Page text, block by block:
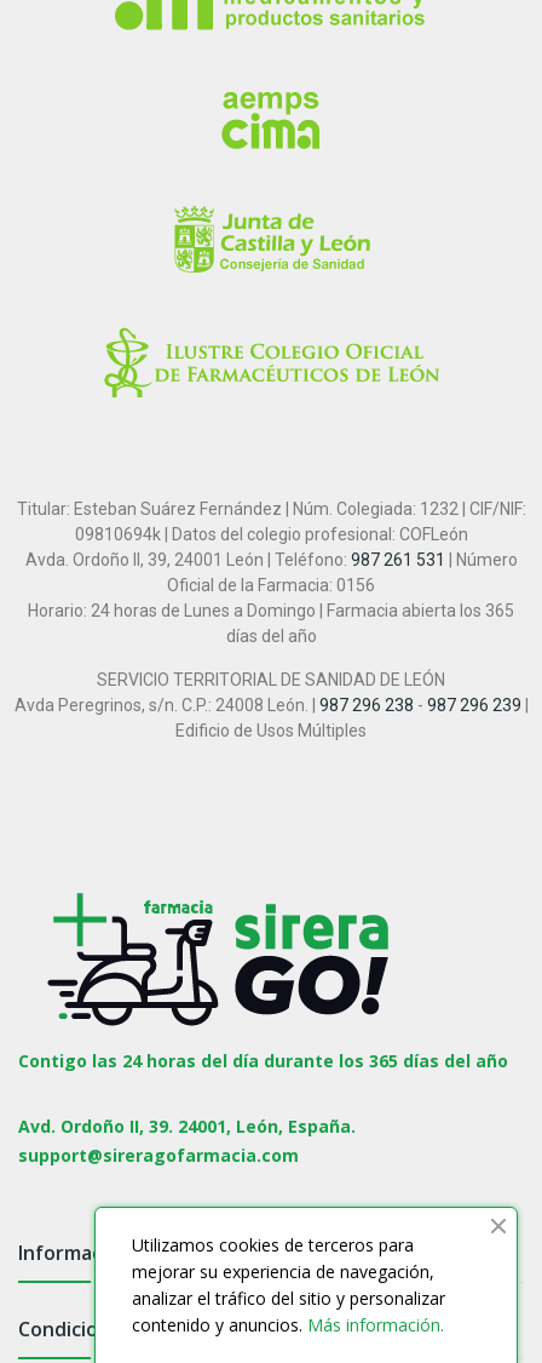
Titular: Esteban Suárez Fernández | Núm. Colegiada: 1232 | CIF/NIF:
09810694k | Datos del colegio profesional: COFLeón
Avda. Ordoño II, 39, 24001 León | Teléfono: 987 261 531
| Número
Oficial de la Farmacia: 0156
Horario: 24 horas de Lunes a Domingo | Farmacia abierta los 365
días del año
SERVICIO TERRITORIAL DE SANIDAD DE LEÓN
Avda Peregrinos, s/n. C.P.: 24008 León. | 987 296 238 - 987 296 239
Edificio de Usos Múltiples
Contigo las 24 horas del día durante los 365 días del año
Avd. Ordoño II, 39. 24001, León, España.
support@sireragofarmacia.com
Información
Condiciones
Utilizamos cookies de terceros para
mejorar su experiencia de navegación,
analizar el tráfico del sitio y personalizar
contenido y anuncios. Más información.